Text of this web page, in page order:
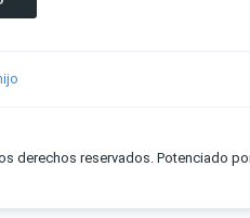
derechos reservados. Potenciado